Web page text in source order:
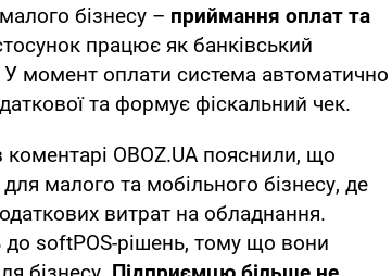
бізнесу – приймання оплат та
працює як банківський
момент оплати система автоматично
та формує фіскальний чек.
OBOZ.UA пояснили, що
малого та мобільного бізнесу, де
витрат на обладнання.
softPOS-рішень, тому що вони